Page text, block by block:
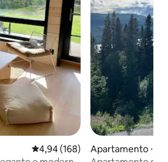
4,94 de uma avaliação média de
4,94 (168)
Apartamento ⋅